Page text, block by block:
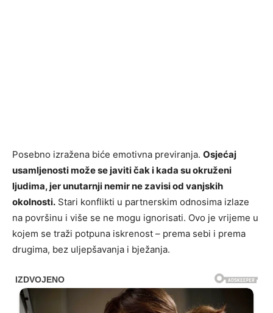
Posebno izražena biće emotivna previranja. Osjećaj
usamljenosti može se javiti čak i kada su okruženi
ljudima, jer unutarnji nemir ne zavisi od vanjskih
okolnosti. Stari konflikti u partnerskim odnosima izlaze
na površinu i više se ne mogu ignorisati. Ovo je vrijeme u
kojem se traži potpuna iskrenost – prema sebi i prema
drugima, bez uljepšavanja i bježanja.